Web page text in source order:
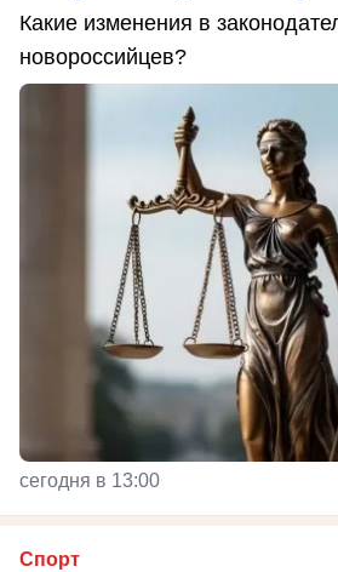
Какие изменения в
новороссийцев?
сегодня в 13:00
Спорт